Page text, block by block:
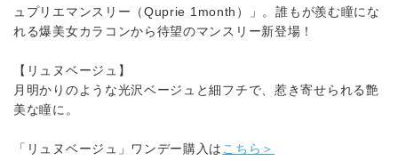
ュプリエマンスリー（Quprie 1month）」。誰もが羨む瞳にな
れる爆美女カラコンから待望のマンスリー新登場！
【リュヌベージュ】
月明かりのような光沢ベージュと細フチで、惹き寄せられる艶
美な瞳に。
「リュヌベージュ」ワンデー購入は こちら＞